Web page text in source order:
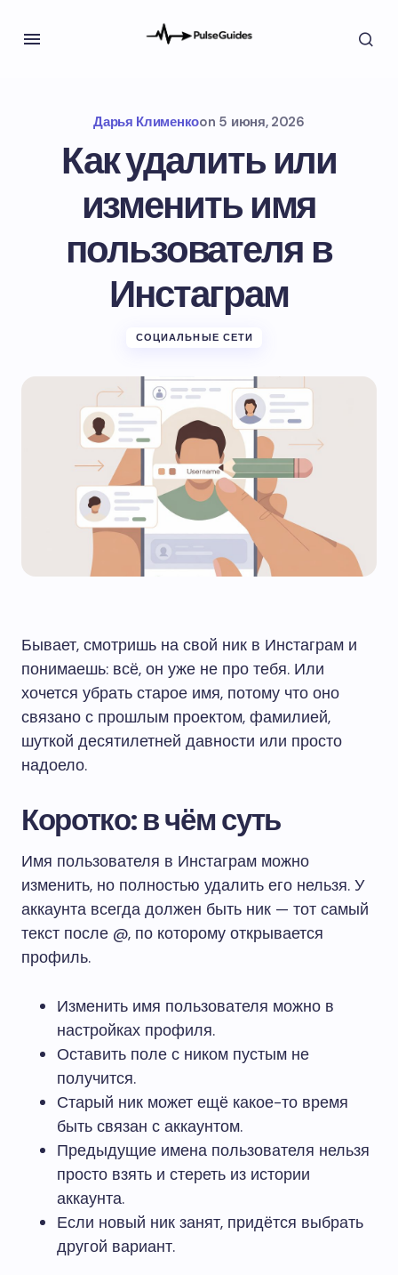
Дарья Клименкоon 5 июня, 2026
Как удалить или
изменить имя
пользователя в
Инстаграм
СОЦИАЛЬНЫЕ СЕТИ
Бывает, смотришь на свой ник в Инстаграм и
понимаешь: всё, он уже не про тебя. Или
хочется убрать старое имя, потому что оно
связано с прошлым проектом, фамилией,
шуткой десятилетней давности или просто
надоело.
Коротко: в чём суть
Имя пользователя в Инстаграм можно
изменить, но полностью удалить его нельзя. У
аккаунта всегда должен быть ник — тот самый
текст после @, по которому открывается
профиль.
Изменить имя пользователя можно в
настройках профиля.
Оставить поле с ником пустым не
получится.
Старый ник может ещё какое-то время
быть связан с аккаунтом.
Предыдущие имена пользователя нельзя
просто взять и стереть из истории
аккаунта.
Если новый ник занят, придётся выбрать
другой вариант.